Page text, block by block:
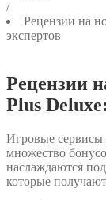
/
Рецензии на
экспертов
Рецензии
Plus
Игровые сервисы
множество
наслаждаются
которые